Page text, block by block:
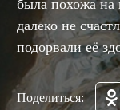
была похожа на
далеко не
подорвали её
Поделиться: